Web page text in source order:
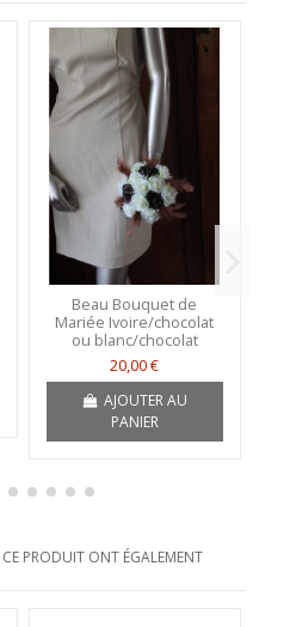
Beau Bouquet de
Mariée Ivoire/chocolat
ou blanc/chocolat
20,00 €
AJOUTER AU
PANIER
PRODUIT ONT ÉGALEMENT